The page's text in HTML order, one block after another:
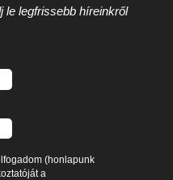
le legfrissebb híreinkről
(honlapunk
a